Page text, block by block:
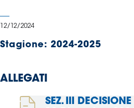
del
Calcio
partner
nazionali
12/12/2024
Stagione: 2024-2025
ALLEGATI
SEZ. III